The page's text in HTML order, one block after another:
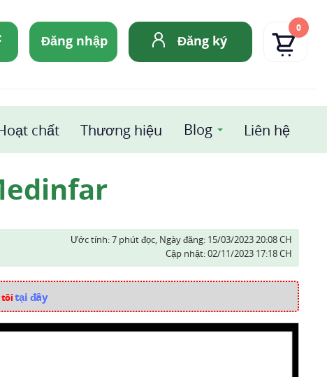
Đăng nhập Đăng ký
0
chất Thương hiệu Blog Liên hệ
Ước tính: 7 phút đọc, Ngày đăng: 15/03/2023 20:08 CH
Cập nhật:02/11/2023 17:18 CH
tôitại đây